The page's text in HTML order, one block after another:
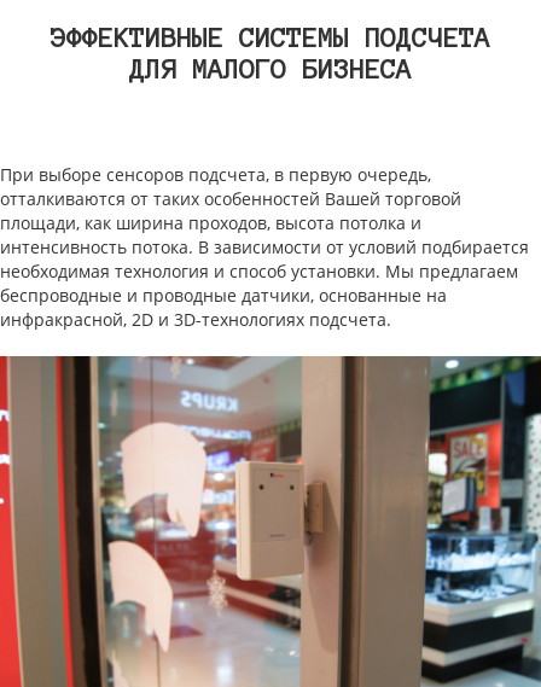
ЭФФЕКТИВНЫЕ СИСТЕМЫ ПОДСЧЕТА
ДЛЯ МАЛОГО БИЗНЕСА
При выборе сенсоров подсчета, в первую очередь,
отталкиваются от таких особенностей Вашей торговой
площади, как ширина проходов, высота потолка и
интенсивность потока. В зависимости от условий подбирается
необходимая технология и способ установки. Мы предлагаем
беспроводные и проводные датчики, основанные на
инфракрасной, 2D и 3D-технологиях подсчета.